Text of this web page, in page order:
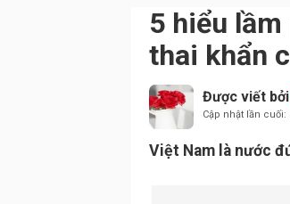
5 hiểu
thai khẩn
Được viết bởi
Cập nhật lần cuối:
Việt Nam là nước